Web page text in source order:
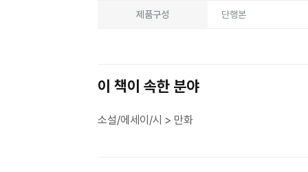
제품구성 단행본
이 책이 속한 분야
소설/에세이/시 > 만화